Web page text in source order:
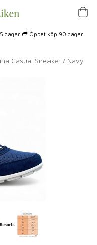
dagar Öppet köp 90 dagar
Casual Sneaker / Navy